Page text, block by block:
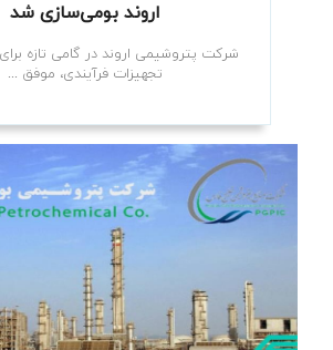
اروند بومی‌سازی شد
شرکت پتروشیمی اروند در گامی تازه
تجهیزات فرآیندی، موفق ...